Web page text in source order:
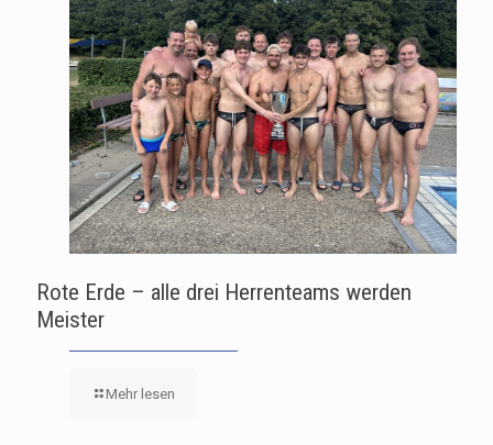
Rote Erde – alle drei Herrenteams werden
Meister
Mehr lesen